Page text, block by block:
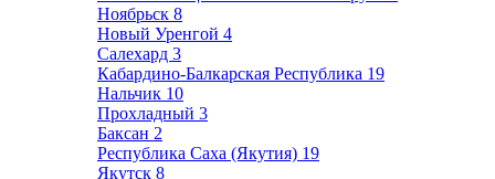
Ноябрьск 8
Новый Уренгой 4
Салехард 3
Кабардино-Балкарская Республика 19
Нальчик 10
Прохладный 3
Баксан 2
Республика Саха (Якутия) 19
Якутск 8